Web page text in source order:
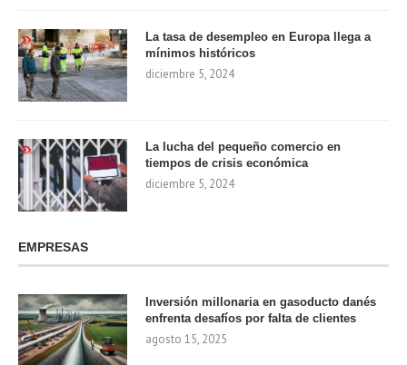
La tasa de desempleo en Europa llega a
mínimos históricos
diciembre 5, 2024
La lucha del pequeño comercio en
tiempos de crisis económica
diciembre 5, 2024
EMPRESAS
Inversión millonaria en gasoducto danés
enfrenta desafíos por falta de clientes
agosto 15, 2025